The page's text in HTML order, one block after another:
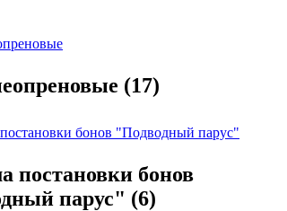
(17)
постановки бонов
парус" (6)